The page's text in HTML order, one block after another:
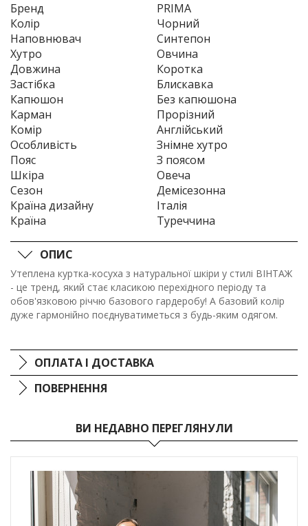
Бренд
PRIMA
Колір
Чорний
Наповнювач
Синтепон
Хутро
Овчина
Довжина
Коротка
Застібка
Блискавка
Капюшон
Без капюшона
Карман
Прорізний
Комір
Англійський
Особливість
Знімне хутро
Пояс
З поясом
Шкіра
Овеча
Сезон
Демісезонна
Країна дизайну
Італія
Країна
Туреччина
ОПИС
Утеплена куртка-косуха з натуральної шкіри у стилі ВІНТАЖ
- це тренд, який стає класикою перехідного періоду та
обов'язковою річчю базового гардеробу! А базовий колір
дуже гармонійно поєднуватиметься з будь-яким одягом.
ОПЛАТА І ДОСТАВКА
ПОВЕРНЕННЯ
ВИ НЕДАВНО ПЕРЕГЛЯНУЛИ